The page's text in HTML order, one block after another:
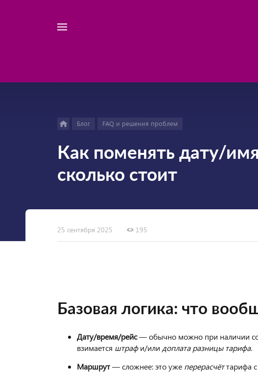
Блог FAQ и решения проблем
Как поменять дату/
сколько стоит
25 сентября 2025 195
Базовая логика: что
Дату/время/рейс— обычно можно при наличии
взимается штрафи/или доплата разницы тарифа.
Маршрут— сложнее: это уже перерасчёттарифа